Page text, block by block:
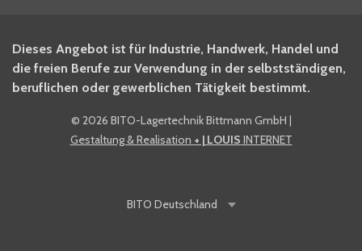
BITO Newsletter Fachwissen
Intralogistiker anmelden.
Ja, ich möchte mich für den
BITO Shop-Newsletter
Dieses Angebot ist für Industrie, Handwerk, Handel und
die freien Berufe zur Verwendung in der selbstständigen,
beruflichen oder gewerblichen Tätigkeit bestimmt.
© 2026 BITO-Lagertechnik Bittmann GmbH |
Gestaltung & Realisation + | LOUIS INTERNET
BITO Deutschland